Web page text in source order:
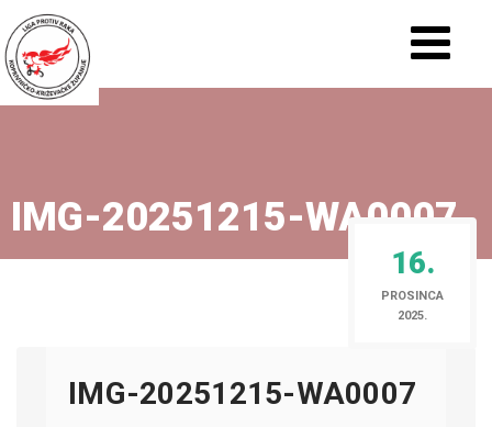
IMG-20251215-WA0007
16.
PROSINCA
2025.
IMG-20251215-WA0007